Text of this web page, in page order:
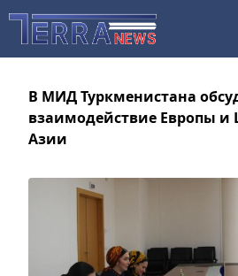
В МИД Туркменистана
взаимодействие Европы и
Азии